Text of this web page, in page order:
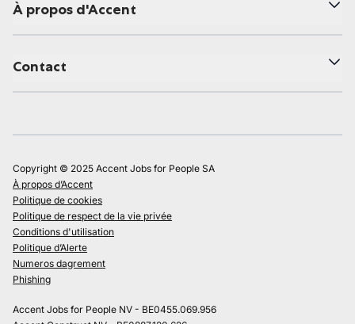
À propos d'Accent
Contact
Copyright © 2025 Accent Jobs for People SA
À propos d’Accent
Politique de cookies
Politique de respect de la vie privée
Conditions d'utilisation
Politique d’Alerte
Numeros dagrement
Phishing
Accent Jobs for People NV - BE0455.069.956